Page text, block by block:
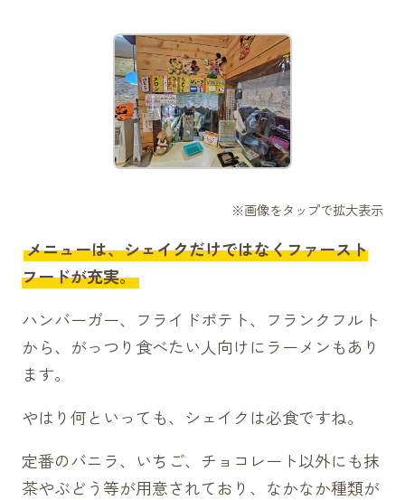
メニューは、シェイクだけではなくファースト
フードが充実。
ハンバーガー、フライドポテト、フランクフルト
から、がっつり食べたい人向けにラーメンもあり
ます。
やはり何といっても、シェイクは必食ですね。
定番のバニラ、いちご、チョコレート以外にも抹
茶やぶどう等が用意されており、なかなか種類が